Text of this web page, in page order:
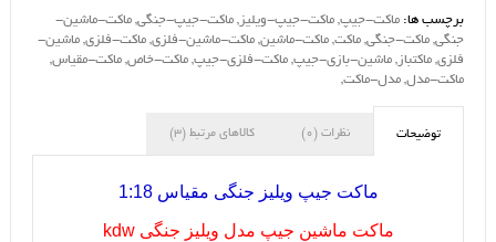
برچسب ها: ماکت-جیپ, ماکت-جیپ-ویلیز , ماکت-جیپ-جنگی, ماکت-ماشین-
جنگی, ماکت-جنگی, ماکت, ماکت-ماشین, ماکت-ماشین-فلزی, ماکت-فلزی, ماشین-
فلزی, ماکتباز , ماشین-بازی-جیپ, ماکت-فلزی-جیپ, ماکت-خاص, ماکت-مقیاس,
ماکت-مدل, مدل-ماکت,
توضیحات نظرات (0) کالاهای مرتبط (3)
ماکت جیپ ویلیز جنگی مقیاس 1:18
ماکت ماشین جیپ مدل ویلیز جنگیkdw